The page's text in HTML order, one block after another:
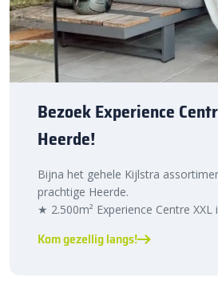
Bezoek Experience
Heerde!
Bijna het gehele Kijlstra
prachtige Heerde.
★ 2.500m² Experience Centre XXL
Kom gezellig langs!